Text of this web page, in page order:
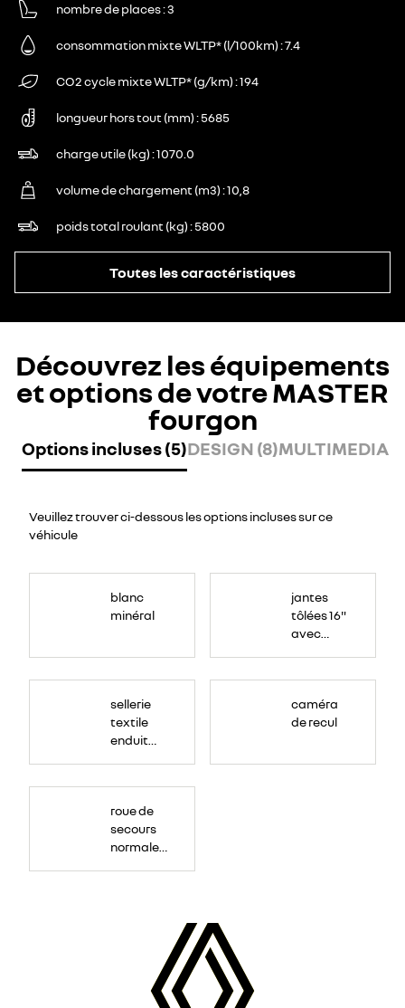
nombre de places 3
consommation mixte WLTP* (l/100km) 7.4
CO2 cycle mixte WLTP* (g/km) 194
longueur hors tout (mm) 5685
charge utile (kg) 1070.0
volume de chargement (m3) 10,8
poids total roulant (kg) 5800
Toutes les caractéristiques
Découvrez les équipements
et options de votre MASTER
fourgon
Options incluses (5)DESIGN (8)MULTIMEDIA
Veuillez trouver ci-dessous les options incluses sur ce
véhicule
blanc
minéral
jantes
tôlées 16"
avec
sellerie
textile
enduit
caméra
de recul
roue de
secours
normale